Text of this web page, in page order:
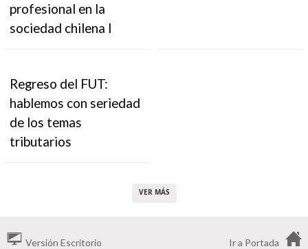
profesional en la
sociedad chilena I
Regreso del FUT:
hablemos con seriedad
de los temas
tributarios
VER MÁS
Versión Escritorio Ir a Portada